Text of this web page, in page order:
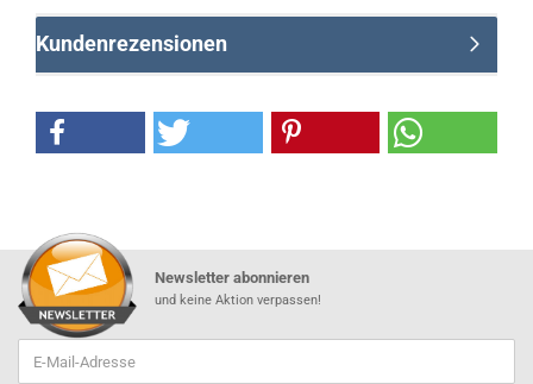
Kundenrezensionen
Newsletter abonnieren
und keine Aktion verpassen!